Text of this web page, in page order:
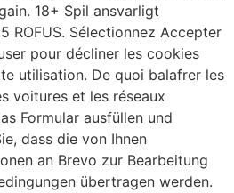
18+ Spil ansvarligt
ROFUS. Sélectionnez Accepter
pour décliner les cookies
utilisation. De quoi balafrer les
voitures et les réseaux
Formular ausfüllen und
dass die von Ihnen
an Brevo zur Bearbeitung
übertragen werden.